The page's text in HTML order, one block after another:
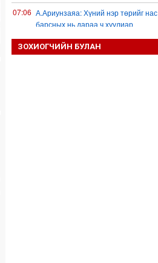
07:06 А.Ариунзаяа: Хүний нэр төрийг нас
барсных нь дараа ч хуулиар
20:31 Д.Трамп: Ормузын хоолой удахгүй
ЗОХИОГЧИЙН БУЛАН